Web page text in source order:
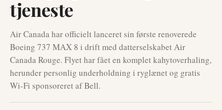
tjeneste
Air Canada har officielt lanceret sin første renoverede
Boeing 737 MAX 8 i drift med datterselskabet Air
Canada Rouge. Flyet har fået en komplet kahytoverhaling,
herunder personlig underholdning i ryglænet og gratis
Wi-Fi sponsoreret af Bell.